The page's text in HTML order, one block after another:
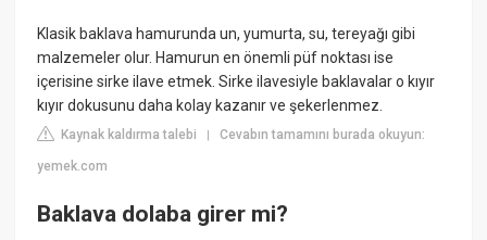
Klasik baklava hamurunda un, yumurta, su, tereyağı gibi
malzemeler olur. Hamurun en önemli püf noktası ise
içerisine sirke ilave etmek. Sirke ilavesiyle baklavalar o kıyır
kıyır dokusunu daha kolay kazanır ve şekerlenmez.
Kaynak kaldırma talebi |Cevabın tamamını burada okuyun:
yemek.com
Baklava dolaba girer mi?